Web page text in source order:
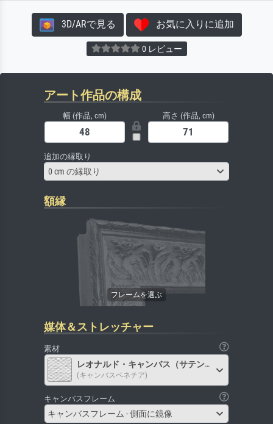
3D/ARで見る お気に入りに追加
0 レビュー
アート作品の構成
幅 (作品, cm) 高さ (作品, cm)
追加の縁取り
0 cm の縁取り
額縁
媒体＆ストレッチャー
素材
レオナルド・キャンバス（サテン）
(キャンバスベネチア)
キャンバスフレーム
キャンバスフレーム - 側面に鏡像